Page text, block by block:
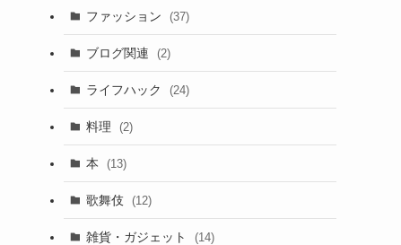
ファッション (37)
ブログ関連 (2)
ライフハック (24)
料理 (2)
本 (13)
歌舞伎 (12)
雑貨・ガジェット (14)